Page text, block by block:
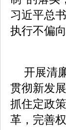
习近平总
执行不偏
开展清
贯彻新发
抓住定政
革，完善